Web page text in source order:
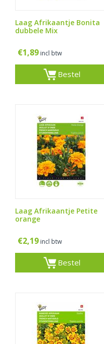
Laag Afrikaantje Bonita
dubbele Mix
€1,89 incl btw
Bestel
Laag Afrikaantje Petite
orange
€2,19 incl btw
Bestel